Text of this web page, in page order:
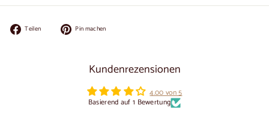
Teilen
Facebook
Pin machen
Kundenrezensionen
4.00 von 5
Basierend auf 1 Bewertung